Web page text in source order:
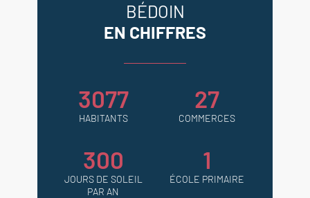
BÉDOIN
EN CHIFFRES
3077
HABITANTS
27
COMMERCES
300
JOURS DE SOLEIL
PAR AN
1
ÉCOLE PRIMAIRE